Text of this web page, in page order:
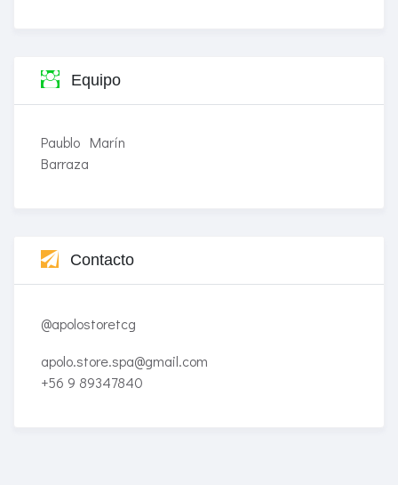
Equipo
Paublo Marín
Barraza
Contacto
@apolostoretcg
apolo.store.spa@gmail.com
+56 9 89347840